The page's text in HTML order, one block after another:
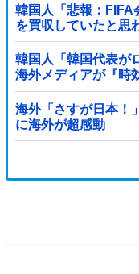
韓国人「悲報：FIFA
を買収していたと思
国の反応
韓国人「韓国代表が
海外メディアが『時
り得る』と報道！」
海外「さすが日本！
に海外が超感動